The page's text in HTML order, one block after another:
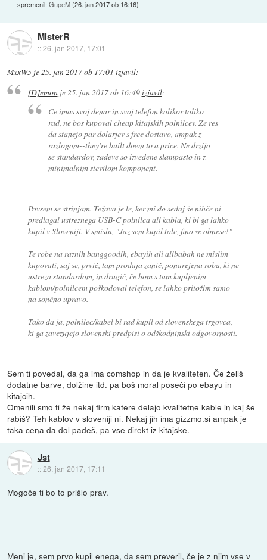
spremenil:GupeM(26. jan 2017 ob 16:16)
MisterR
::26. jan 2017, 17:01
MxxW5 je25. jan 2017 ob 17:01 izjavil:
[D]emonje 25. jan 2017 ob 16:49izjavil:
Ce imas svoj denar in svoj telefon kolikor toliko
rad, ne bos kupoval cheap kitajskih polnilcev. Ze res
da stanejo par dolarjev s free dostavo, ampak z
razlogom--they're built down to a price. Ne drzijo
se standardov, zadeve so izvedene slampasto in z
minimalnim stevilom komponent.
Povsem se strinjam. Težava je le, ker mi do sedaj še nihče ni
predlagal ustreznega USB-C polnilca ali kabla, ki bi ga lahko
kupil v Sloveniji. V smislu, "Jaz sem kupil tole, fino se obnese!"
Te robe na raznih banggoodih, ebayih ali alibabah ne mislim
kupovati, saj se, prvič, tam prodaja zanič, ponarejena roba, ki ne
ustreza standardom, in drugič, če bom s tam kupljenim
kablom/polnilcem poškodoval telefon, se lahko pritožim samo
na sončno upravo.
Tako da ja, polnilec/kabel bi rad kupil od slovenskega trgovca,
ki ga zavezujejo slovenski predpisi o odškodninski odgovornosti.
Sem ti povedal, da ga ima comshop in da je kvaliteten. Če želiš
dodatne barve, dolžine itd. pa boš moral poseči po ebayu in
kitajcih.
Omenili smo ti že nekaj firm katere delajo kvalitetne kable in kaj še
rabiš? Teh kablov v sloveniji ni. Nekaj jih ima gizzmo.si ampak je
taka cena da dol padeš, pa vse direkt iz kitajske.
Jst
::26. jan 2017, 17:11
Mogoče ti bo to prišlo prav.
Meni je, sem prvo kupil enega, da sem preveril, če je z njim vse v